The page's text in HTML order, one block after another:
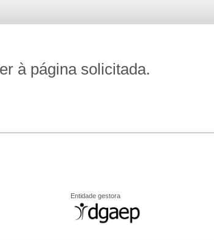
à página solicitada.
Entidade gestora